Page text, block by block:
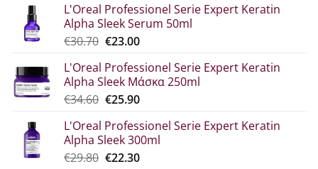
was:
€44.80.
τιμή
είναι:
€33.60.
L'Oreal Professionel Serie Expert Keratin
Alpha Sleek Serum 50ml
€30.70 Original
was:
€30.70.
€23.00Η
τιμή
είναι:
€23.00.
L'Oreal Professionel Serie Expert Keratin
Alpha Sleek Μάσκα 250ml
€34.60 Original
was:
€34.60.
€25.90Η
τιμή
είναι:
€25.90.
L'Oreal Professionel Serie Expert Keratin
Alpha Sleek 300ml
€29.80 Original
€22.30Η